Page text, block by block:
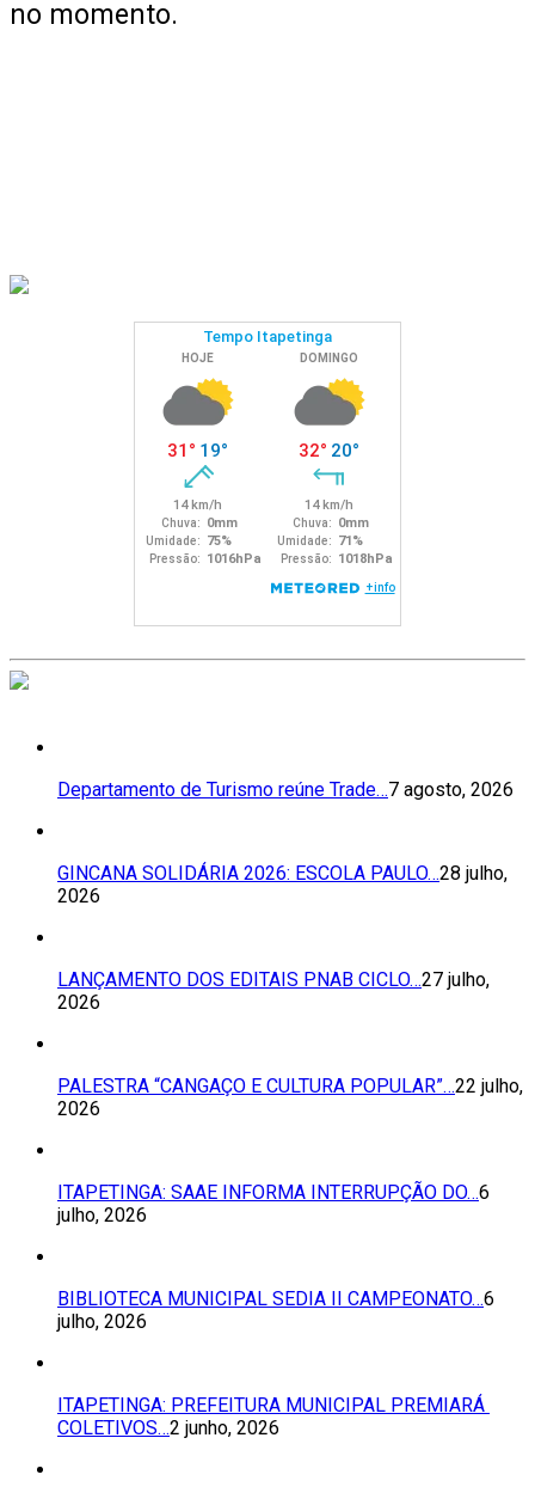
no momento.
Departamento de Turismo reúne Trade…7 agosto, 2026
GINCANA SOLIDÁRIA 2026: ESCOLA PAULO…28 julho,
2026
LANÇAMENTO DOS EDITAIS PNAB CICLO…27 julho,
2026
PALESTRA “CANGAÇO E CULTURA POPULAR”…22 julho,
2026
ITAPETINGA: SAAE INFORMA INTERRUPÇÃO DO…6
julho, 2026
BIBLIOTECA MUNICIPAL SEDIA II CAMPEONATO…6
julho, 2026
ITAPETINGA: PREFEITURA MUNICIPAL PREMIARÁ
COLETIVOS…2 junho, 2026